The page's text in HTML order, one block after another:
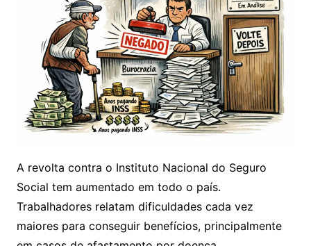
A revolta contra o Instituto Nacional do Seguro
Social tem aumentado em todo o país.
Trabalhadores relatam dificuldades cada vez
maiores para conseguir benefícios, principalmente